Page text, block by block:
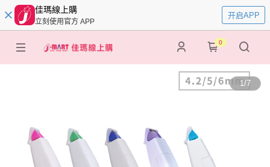
佳瑪線上購
立刻使用官方 APP
开启APP
0
1/7